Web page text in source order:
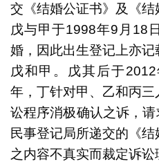
交《结婚公证书》及《
戊与甲于1998年9月18
婚，因此出生登记上亦
戊和甲。戊其后于
年，丁针对甲、乙和丙
讼程序消极确认之诉，
民事登记局所递交的《结
之内容不真实而裁定诉